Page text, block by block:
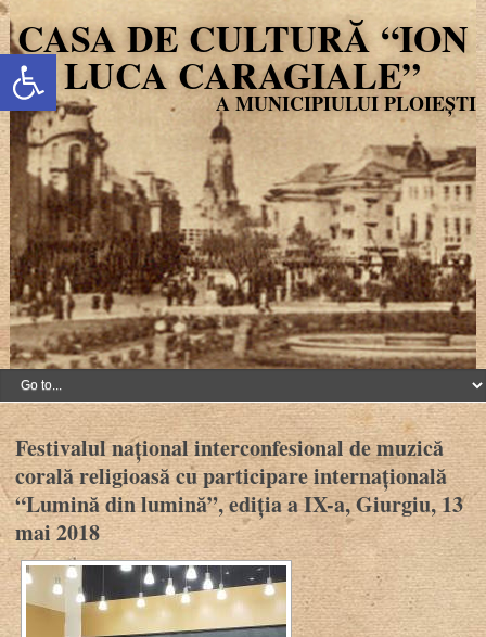
Deschide bara de unelte
CASA DE CULTURĂ “ION
LUCA CARAGIALE”
Festivalul național interconfesional de muzică
corală religioasă cu participare internațională
“Lumină din lumină”, ediția a IX-a, Giurgiu, 13
mai 2018